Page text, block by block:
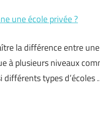
une école privée ?
la différence entre
à plusieurs niveaux
différents types d’écoles